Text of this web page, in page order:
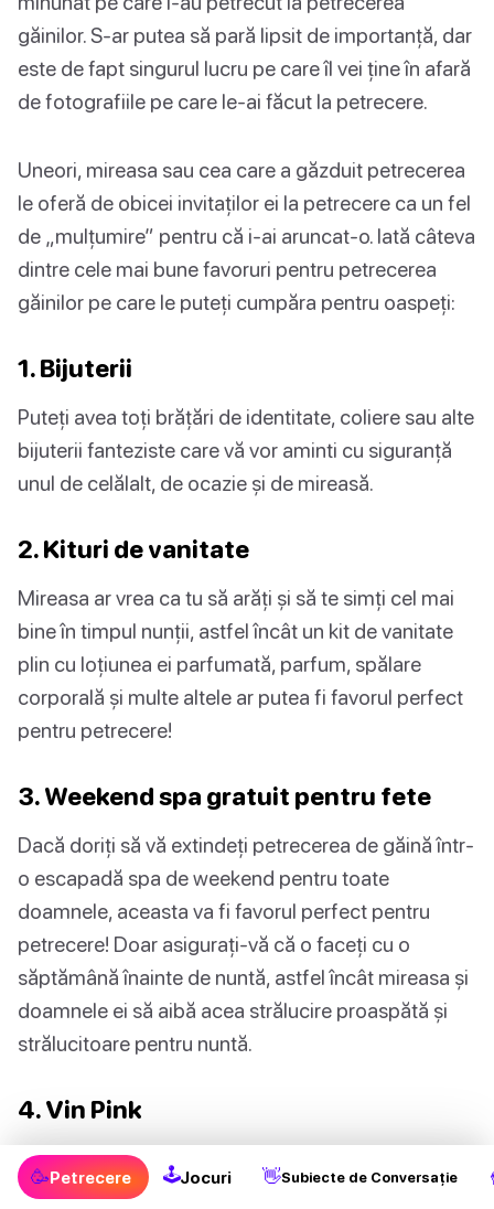
găinilor. S-ar putea să pară lipsit de importanță, dar
este de fapt singurul lucru pe care îl vei ține în afară
de fotografiile pe care le-ai făcut la petrecere.
Uneori, mireasa sau cea care a găzduit petrecerea
le oferă de obicei invitaților ei la petrecere ca un fel
de „mulțumire” pentru că i-ai aruncat-o. Iată câteva
dintre cele mai bune favoruri pentru petrecerea
găinilor pe care le puteți cumpăra pentru oaspeți:
1. Bijuterii
Puteți avea toți brățări de identitate, coliere sau alte
bijuterii fanteziste care vă vor aminti cu siguranță
unul de celălalt, de ocazie și de mireasă.
2. Kituri de vanitate
Mireasa ar vrea ca tu să arăți și să te simți cel mai
bine în timpul nunții, astfel încât un kit de vanitate
plin cu loțiunea ei parfumată, parfum, spălare
corporală și multe altele ar putea fi favorul perfect
pentru petrecere!
3. Weekend spa gratuit pentru fete
Dacă doriți să vă extindeți petrecerea de găină într-
o escapadă spa de weekend pentru toate
doamnele, aceasta va fi favorul perfect pentru
petrecere! Doar asigurați-vă că o faceți cu o
săptămână înainte de nuntă, astfel încât mireasa și
doamnele ei să aibă acea strălucire proaspătă și
strălucitoare pentru nuntă.
4. Vin Pink
Doamnelor le place culoarea roz și adoră și
cocktailurile, șampania și vinul. Cel mai frumos vin,
🥳Petrecere 🕹Jocuri 👋Subiecte de Conversație